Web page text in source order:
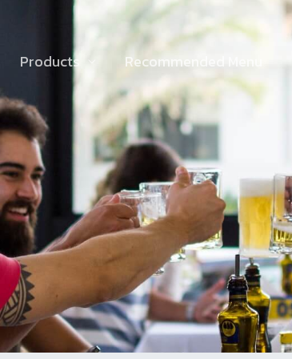
Products Recommended Menu